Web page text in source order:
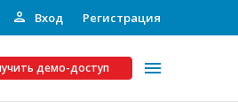
Вход Регистрация
демо-доступ